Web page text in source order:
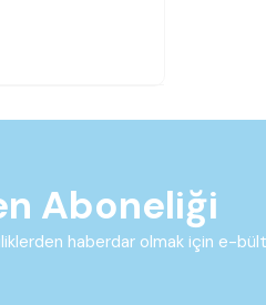
Aboneliği
haberdar olmak için e-